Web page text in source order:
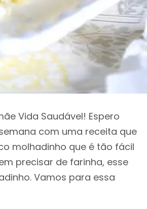
Vida Saudável! Espero
com uma receita que
molhadinho que é tão fácil
precisar de farinha, esse
Vamos para essa